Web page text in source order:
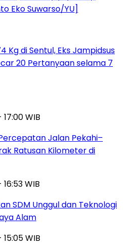
Kg di Sentul, Eks Jampidsus
20 Pertanyaan selama 7
WIB
Jalan Pekahi–
Ratusan Kilometer di
WIB
SDM Unggul dan Teknologi
Alam
WIB